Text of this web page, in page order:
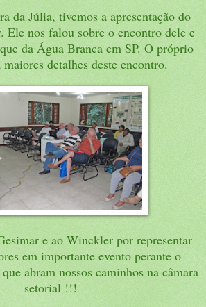
da Júlia, tivemos a apresentação do
Ele nos falou sobre o encontro dele e
da Água Branca em SP. O próprio
detalhes deste encontro.
e ao Winckler por representar
em importante evento perante o
abram nossos caminhos na câmara
setorial !!!